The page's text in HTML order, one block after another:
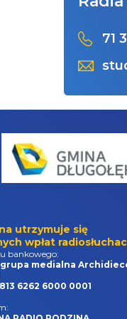
71
utrzymuje się
wpłat
bankowego:
medialna
6262 6000 0001